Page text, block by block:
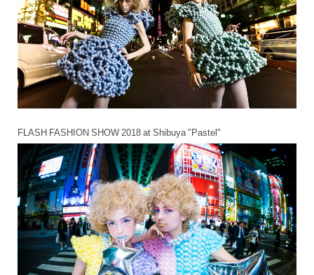
FLASH FASHION SHOW 2018 at Shibuya "Pastel"